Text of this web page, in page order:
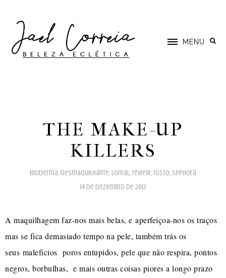
MENU
THE MAKE-UP
KILLERS
bioderma, desmaquilhante, loreal, review, rosto, sephora
14 de dezembro de 2012
A maquilhagem faz-nos mais belas, e aperfeiçoa-nos os traços
mas se fica demasiado tempo na pele, também trás os
seus malefícios poros entupidos, pele que não respira, pontos
negros, borbulhas, e mais outras coisas piores a longo prazo